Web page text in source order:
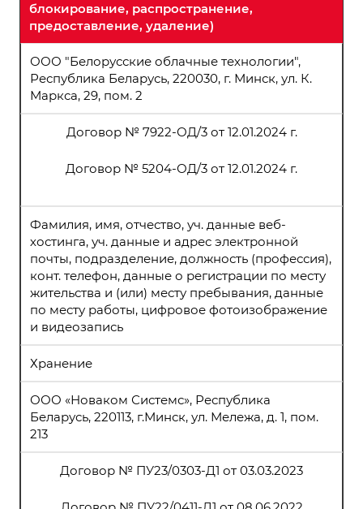
блокирование, распространение,
предоставление, удаление)
ООО "Белорусские облачные технологии",
Республика Беларусь, 220030, г. Минск, ул. К.
Маркса, 29, пом. 2
Договор № 7922-ОД/3 от 12.01.2024 г.
Договор № 5204-ОД/3 от 12.01.2024 г.
Фамилия, имя, отчество, уч. данные веб-
хостинга, уч. данные и адрес электронной
почты, подразделение, должность (профессия),
конт. телефон, данные о регистрации по месту
жительства и (или) месту пребывания, данные
по месту работы, цифровое фотоизображение
и видеозапись
Хранение
ООО «Новаком Системс», Республика
Беларусь, 220113, г.Минск, ул. Мележа, д. 1, пом.
213
Договор № ПУ23/0303-Д1 от 03.03.2023